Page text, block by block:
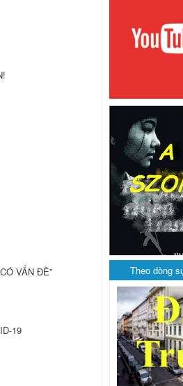
VẤN ĐỀ”
19
Theo dòng